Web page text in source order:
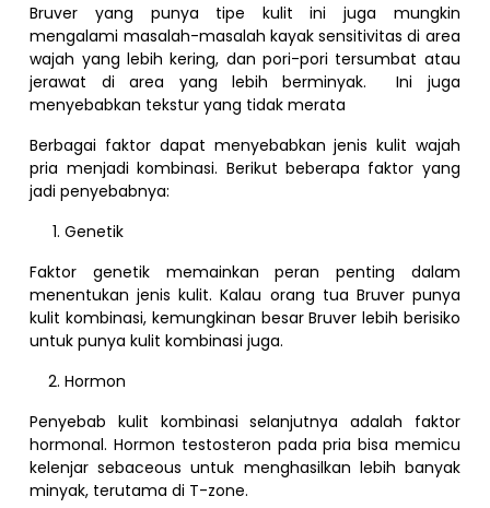
Bruver yang punya tipe kulit ini juga mungkin
mengalami masalah-masalah kayak sensitivitas di area
wajah yang lebih kering, dan pori-pori tersumbat atau
jerawat di area yang lebih berminyak. Ini juga
menyebabkan tekstur yang tidak merata
Berbagai faktor dapat menyebabkan jenis kulit wajah
pria menjadi kombinasi. Berikut beberapa faktor yang
jadi penyebabnya:
Genetik
Faktor genetik memainkan peran penting dalam
menentukan jenis kulit. Kalau orang tua Bruver punya
kulit kombinasi, kemungkinan besar Bruver lebih berisiko
untuk punya kulit kombinasi juga.
Hormon
Penyebab kulit kombinasi selanjutnya adalah faktor
hormonal. Hormon testosteron pada pria bisa memicu
kelenjar sebaceous untuk menghasilkan lebih banyak
minyak, terutama di T-zone.